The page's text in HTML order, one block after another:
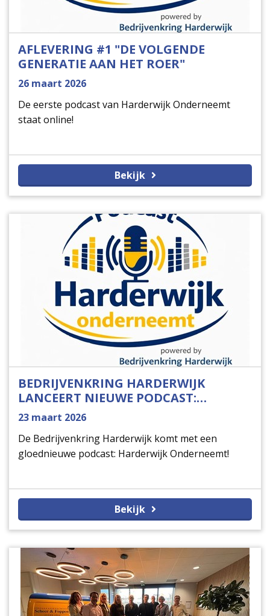
AFLEVERING #1 "DE VOLGENDE
GENERATIE AAN HET ROER"
26 maart 2026
De eerste podcast van Harderwijk Onderneemt
staat online!
Bekijk
BEDRIJVENKRING HARDERWIJK
LANCEERT NIEUWE PODCAST:
HARDERWIJK ONDERNEEMT!
23 maart 2026
De Bedrijvenkring Harderwijk komt met een
gloednieuwe podcast: Harderwijk Onderneemt!
Bekijk